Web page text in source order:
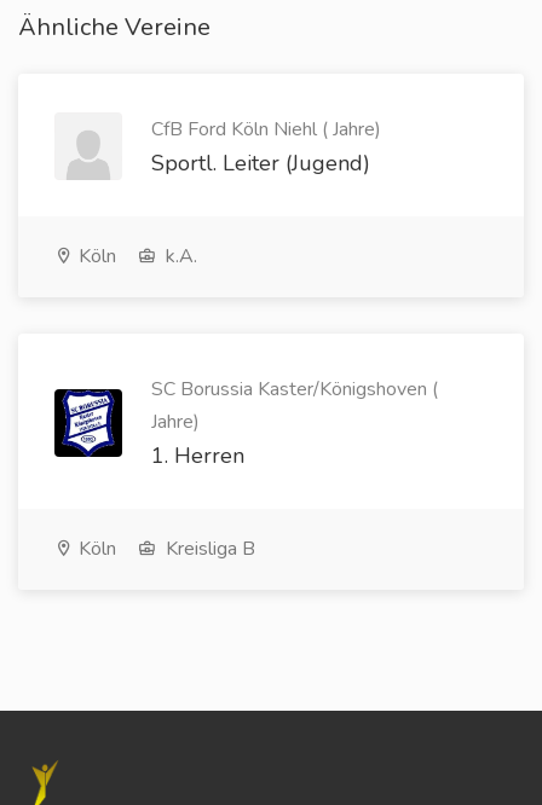
Ähnliche Vereine
CfB Ford Köln Niehl ( Jahre)
Sportl. Leiter (Jugend)
Köln k.A.
SC Borussia Kaster/Königshoven (
Jahre)
1. Herren
Köln Kreisliga B